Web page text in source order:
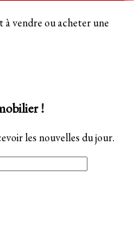
vendre ou acheter une
!
les nouvelles du jour.